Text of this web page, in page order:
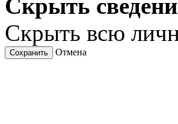
Скрыть
Скрыть всю
Сохранить Отмена